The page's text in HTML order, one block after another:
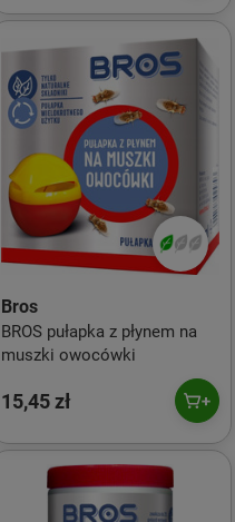
Bros
BROS pułapka z płynem na
muszki owocówki
15,45 zł